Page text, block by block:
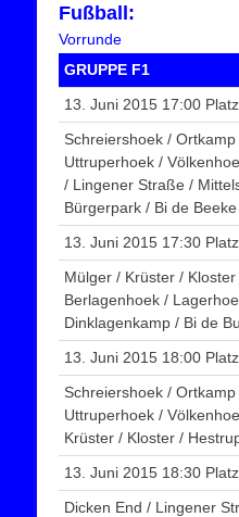
Fußball:
Vorrunde
GRUPPE F1
13. Juni 2015 17:00
Schreiershoek /
Uttruperhoek /
/ Lingener Straße /
Bürgerpark / Bi de Beeke
13. Juni 2015 17:30
Mülger / Krüster /
Berlagenhoek /
Dinklagenkamp / Bi de
13. Juni 2015 18:00
Schreiershoek /
Uttruperhoek /
Krüster / Kloster /
13. Juni 2015 18:30
Dicken End / Lingener